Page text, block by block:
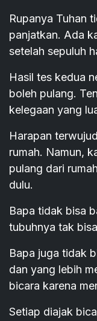
Rupanya Tuhan
panjatkan. Ada
setelah sepuluh
Hasil tes kedua
boleh pulang.
kelegaan yang
Harapan
rumah. Namun,
pulang dari
dulu.
Bapa tidak bisa
tubuhnya tak
Bapa juga tidak
dan yang lebih
bicara karena
Setiap diajak